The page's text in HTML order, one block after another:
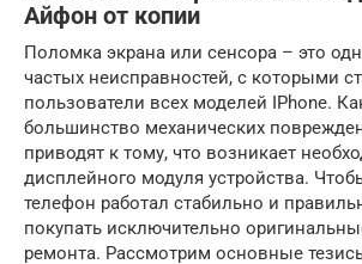
Айфон от копии
Поломка экрана или сенсора – это
частых неисправностей, с которыми
пользователи всех моделей IPhone.
большинство механических
приводят к тому, что возникает
дисплейного модуля устройства.
телефон работал стабильно и
покупать исключительно
ремонта. Рассмотрим основные